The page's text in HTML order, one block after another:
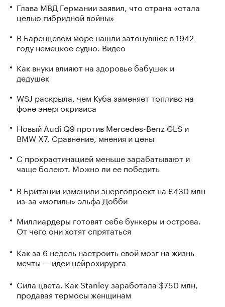
Глава МВД Германии заявил, что страна «стала
целью гибридной войны»
В Баренцевом море нашли затонувшее в 1942
году немецкое судно. Видео
Как внуки влияют на здоровье бабушек и
дедушек
WSJ раскрыла, чем Куба заменяет топливо на
фоне энергокризиса
Новый Audi Q9 против Mercedes-Benz GLS и
BMW X7. Сравнение, мнения и цены
С прокрастинацией меньше зарабатывают и
чаще болеют. Можно ли ее победить
В Британии изменили энергопроект на £430 млн
из-за «могилы» эльфа Добби
Миллиардеры готовят себе бункеры и острова.
От чего они хотят спрятаться
Как за 6 недель настроить свой мозг на жизнь
мечты — идеи нейрохирурга
Сила цвета. Как Stanley заработала $750 млн,
продавая термосы женщинам